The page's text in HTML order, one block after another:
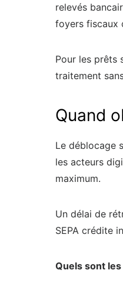
relevés
foyers fiscaux
Pour les prêts
traitement
Quand
Le déblocage
les acteurs
maximum.
Un délai de
SEPA crédite
Quels sont